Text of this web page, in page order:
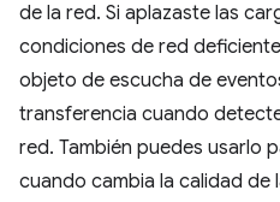
de la red. Si aplazaste las
condiciones de red
objeto de escucha de
transferencia cuando
red. También puedes usarlo
cuando cambia la calidad de